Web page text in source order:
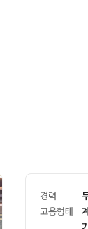
경력
고용형태